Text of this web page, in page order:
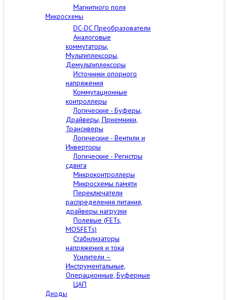
Магнитного поля
Микросхемы
DC-DC Преобразователи
Аналоговые
коммутаторы,
Мультиплексоры,
Демультиплексоры
Источники опорного
напряжения
Коммутационные
контроллеры
Логические - Буферы,
Драйверы, Приемники,
Трансиверы
Логические - Вентили и
Инверторы
Логические - Регистры
сдвига
Микроконтроллеры
Микросхемы памяти
Переключатели
распределения питания,
драйверы нагрузки
Полевые (FETs,
MOSFETs)
Стабилизаторы
напряжения и тока
Усилители –
Инструментальные,
Операционные, Буферные
ЦАП
Диоды